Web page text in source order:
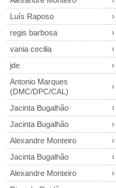
Luís Raposo
›
regis barbosa
›
vania cecilia
›
jde
›
Antonio Marques
(DMC/DPC/CAL)
›
Jacinta Bugalhão ›
Jacinta Bugalhão
›
Alexandre Monteiro
›
Jacinta Bugalhão
›
Alexandre Monteiro
›